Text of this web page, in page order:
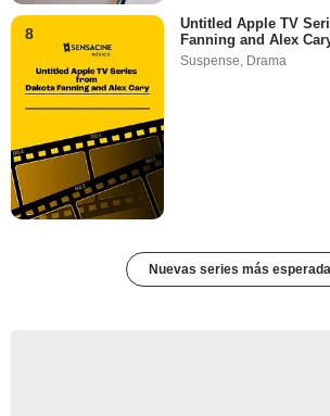
8
Untitled Apple TV
Fanning and Alex
Suspense, Drama
Nuevas series más